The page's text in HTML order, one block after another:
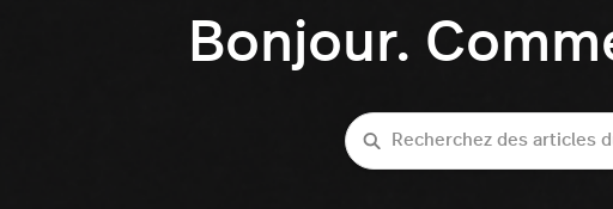
Bonjour.
Recherche